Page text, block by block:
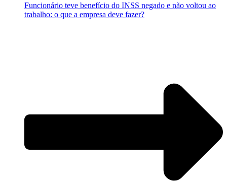
Funcionário teve benefício do INSS negado e não voltou ao
trabalho: o que a empresa deve fazer?